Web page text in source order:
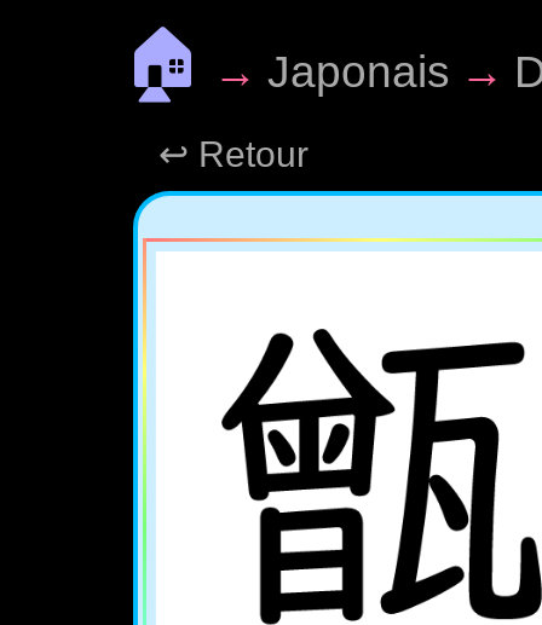
🏠 → Japonais →
↩ Retour